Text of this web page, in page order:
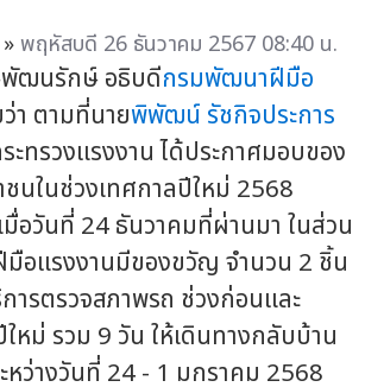
»พฤหัสบดี 26 ธันวาคม 2567 08:40 น.
พัฒนรักษ์ อธิบดีกรมพัฒนาฝีมือ
า ตามที่นายพิพัฒน์ รัชกิจประการ
ะทรวงแรงงาน ได้ประกาศมอบของ
นในช่วงเทศกาลปีใหม่ 2568
มื่อวันที่ 24 ธันวาคมที่ผ่านมา ในส่วน
อแรงงานมีของขวัญ จำนวน 2 ชิ้น
ารตรวจสภาพรถ ช่วงก่อนและ
ใหม่ รวม 9 วัน ให้เดินทางกลับบ้าน
หว่างวันที่ 24 - 1 มกราคม 2568